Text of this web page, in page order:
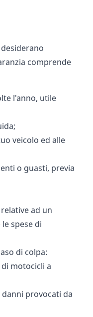
comprende
l'anno, utile
veicolo ed alle
o guasti, previa
ad un
spese di
di colpa:
motocicli a
provocati da